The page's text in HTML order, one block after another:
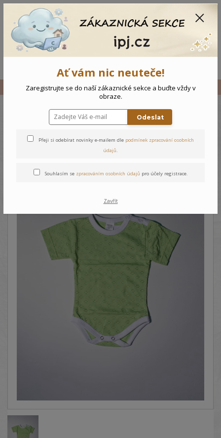
Vše Kojenecké body - Zelená, 64
Kojenecké body - Zelená, 64
Ať vám nic neuteče!
Zaregistrujte se do naší zákaznické sekce a buďte vždy v
obraze.
Odeslat
Přeji si odebírat novinky e-mailem dle podmínek zpracování osobních
údajů.
Souhlasím se zpracováním osobních údajů pro účely registrace.
Zavřít